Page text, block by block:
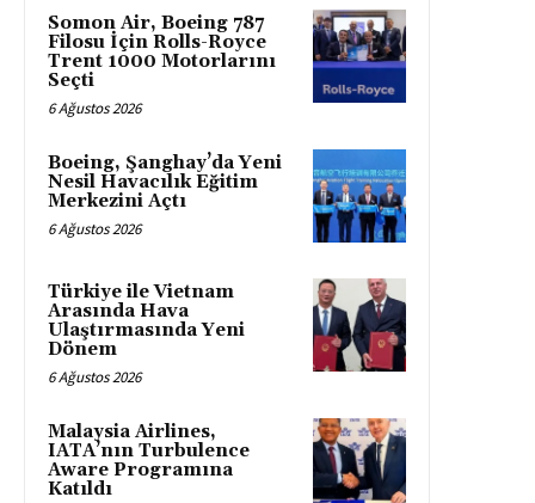
Somon Air, Boeing 787
Filosu İçin Rolls-Royce
Trent 1000 Motorlarını
Seçti
6 Ağustos 2026
Boeing, Şanghay’da Yeni
Nesil Havacılık Eğitim
Merkezini Açtı
6 Ağustos 2026
Türkiye ile Vietnam
Arasında Hava
Ulaştırmasında Yeni
Dönem
6 Ağustos 2026
Malaysia Airlines,
IATA’nın Turbulence
Aware Programına
Katıldı